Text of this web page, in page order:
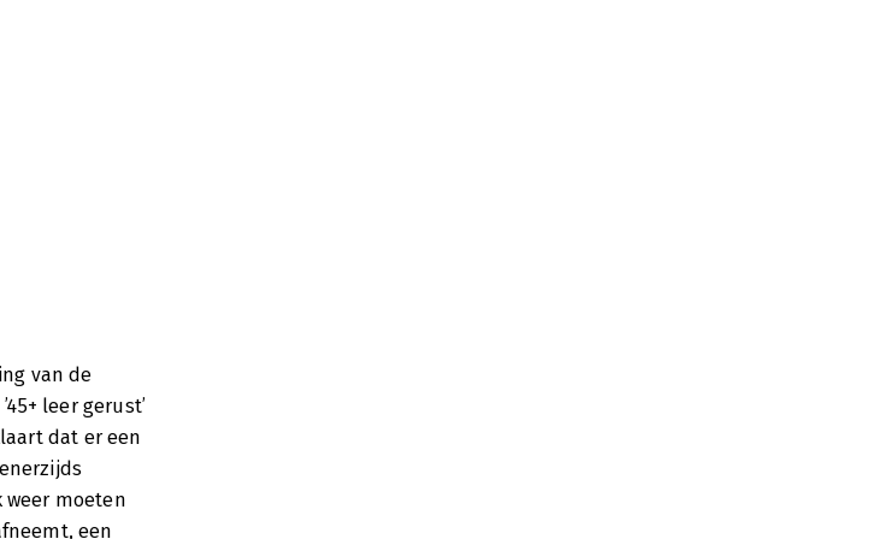
boek
andere
effectievere
van de
leer gerust’
dat er een
weer moeten
een